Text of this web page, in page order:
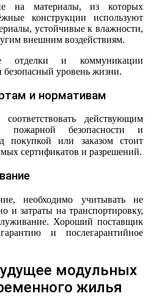
на материалы, из которых
конструкции используют
устойчивые к влажности,
внешним воздействиям.
отделки и коммуникации
уровень жизни.
и нормативам
действующим
пожарной безопасности и
покупкой или заказом стоит
сертификатов и разрешений.
необходимо учитывать не
и затраты на транспортировку,
Хороший поставщик
и послегарантийное
модульных
жилья